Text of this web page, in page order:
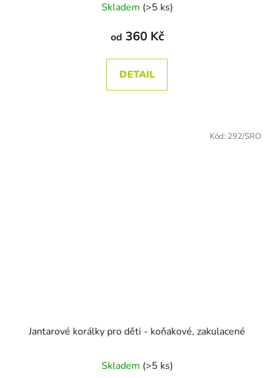
Skladem (>5 ks)
od 360 Kč
DETAIL
Jantarové korálky pro děti - koňakové, zakulacené
Skladem (>5 ks)
Kód: 292/SRO